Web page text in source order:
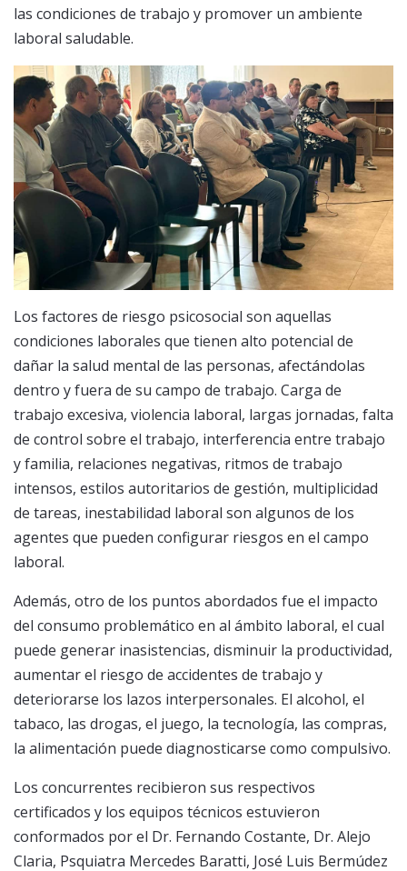
las condiciones de trabajo y promover un ambiente
laboral saludable.
Los factores de riesgo psicosocial son aquellas
condiciones laborales que tienen alto potencial de
dañar la salud mental de las personas, afectándolas
dentro y fuera de su campo de trabajo. Carga de
trabajo excesiva, violencia laboral, largas jornadas, falta
de control sobre el trabajo, interferencia entre trabajo
y familia, relaciones negativas, ritmos de trabajo
intensos, estilos autoritarios de gestión, multiplicidad
de tareas, inestabilidad laboral son algunos de los
agentes que pueden configurar riesgos en el campo
laboral.
Además, otro de los puntos abordados fue el impacto
del consumo problemático en al ámbito laboral, el cual
puede generar inasistencias, disminuir la productividad,
aumentar el riesgo de accidentes de trabajo y
deteriorarse los lazos interpersonales. El alcohol, el
tabaco, las drogas, el juego, la tecnología, las compras,
la alimentación puede diagnosticarse como compulsivo.
Los concurrentes recibieron sus respectivos
certificados y los equipos técnicos estuvieron
conformados por el Dr. Fernando Costante, Dr. Alejo
Claria, Psquiatra Mercedes Baratti, José Luis Bermúdez